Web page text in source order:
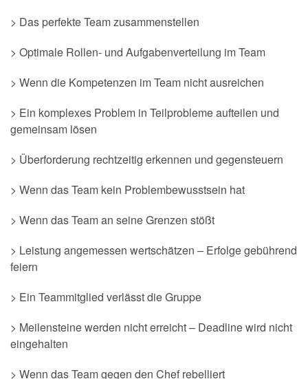
> Das perfekte Team zusammenstellen
> Optimale Rollen- und Aufgabenverteilung im Team
> Wenn die Kompetenzen im Team nicht ausreichen
> Ein komplexes Problem in Teilprobleme aufteilen und
gemeinsam lösen
> Überforderung rechtzeitig erkennen und gegensteuern
> Wenn das Team kein Problembewusstsein hat
> Wenn das Team an seine Grenzen stößt
> Leistung angemessen wertschätzen – Erfolge gebührend
feiern
> Ein Teammitglied verlässt die Gruppe
> Meilensteine werden nicht erreicht – Deadline wird nicht
eingehalten
> Wenn das Team gegen den Chef rebelliert